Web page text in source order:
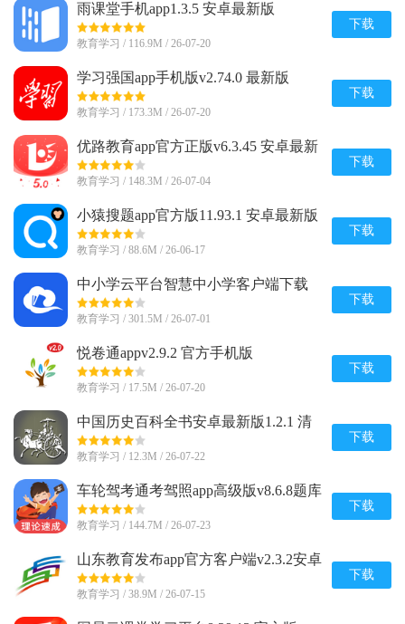
雨课堂手机app1.3.5 安卓最新版
教育学习 / 116.9M / 26-07-20
下载
学习强国app手机版v2.74.0 最新版
教育学习 / 173.3M / 26-07-20
下载
优路教育app官方正版v6.3.45 安卓最新
版
教育学习 / 148.3M / 26-07-04
下载
小猿搜题app官方版11.93.1 安卓最新版
教育学习 / 88.6M / 26-06-17
下载
中小学云平台智慧中小学客户端下载
8.0.9 官方最新版
教育学习 / 301.5M / 26-07-01
下载
悦卷通appv2.9.2 官方手机版
教育学习 / 17.5M / 26-07-20
下载
中国历史百科全书安卓最新版1.2.1 清
爽版
教育学习 / 12.3M / 26-07-22
下载
车轮驾考通考驾照app高级版v8.6.8题库
解锁版
教育学习 / 144.7M / 26-07-23
下载
山东教育发布app官方客户端v2.3.2安卓
版
教育学习 / 38.9M / 26-07-15
下载